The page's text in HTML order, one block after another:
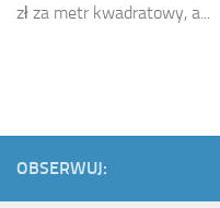
zł za metr kwadratowy, a...
OBSERWUJ: